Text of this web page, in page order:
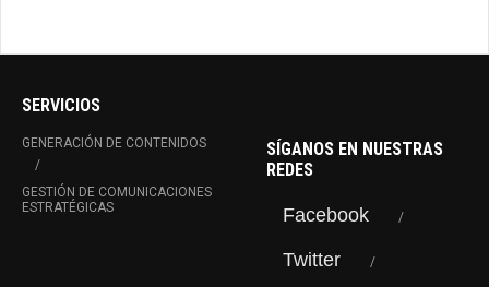
SERVICIOS
GENERACIÓN DE CONTENIDOS
GESTIÓN DE COMUNICACIONES
ESTRATÉGICAS
SÍGANOS EN NUESTRAS
REDES
Facebook
Twitter